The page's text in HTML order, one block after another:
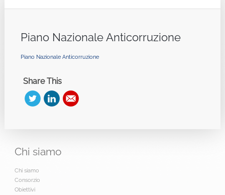
Piano Nazionale Anticorruzione
Piano Nazionale Anticorruzione
Share This
Chi siamo
Chi siamo
Consorzio
Obiettivi